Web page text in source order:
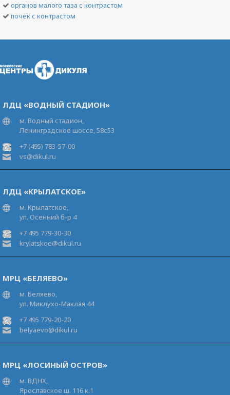
органов малого таза с контрастом
почек с контрастом
ЛДЦ «ВОДНЫЙ СТАДИОН»
м. Водный стадион,
Ленинградское шоссе, 58с53
+7 (495) 783-57-00
vs@dikul.ru
ЛДЦ «КРЫЛАТСКОЕ»
м. Крылатское,
ул. Осенний б-р 4
+7 495 779-30-30
krylatskoe@dikul.ru
МРЦ «БЕЛЯЕВО»
м. Беляево,
ул. Миклухо-Маклая 44
+7 495 779-20-20
belyaevo@dikul.ru
МРЦ «ЛОСИНЫЙ ОСТРОВ»
м. ВДНХ,
Ярославское ш. 116 к.1